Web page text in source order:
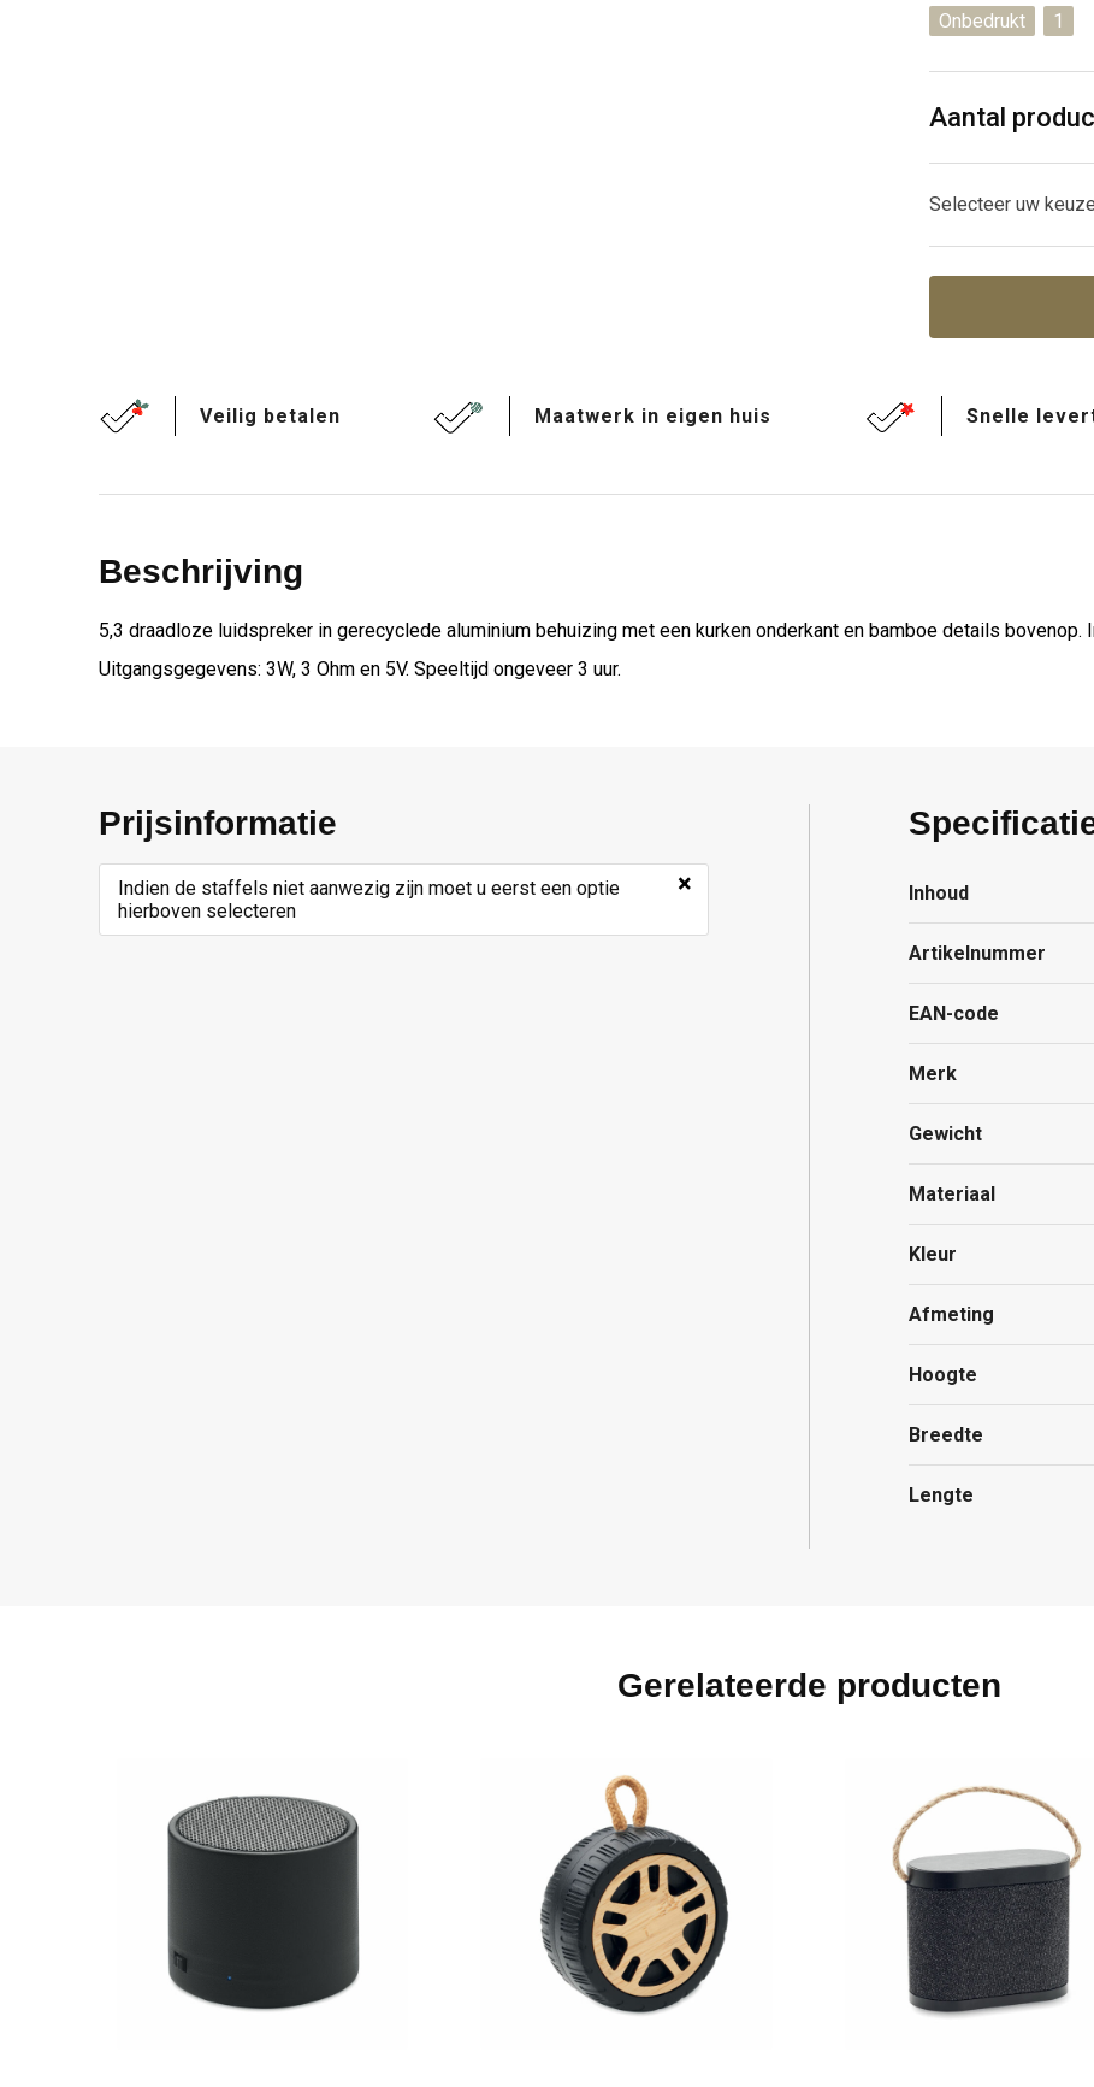
Onbedrukt
1
Aantal
Selecteer uw
Veilig betalen Maatwerk in eigen huis Snelle
Beschrijving
5,3 draadloze luidspreker in gerecyclede aluminium behuizing met een kurken onderkant en bamboe details
Uitgangsgegevens: 3W, 3 Ohm en 5V. Speeltijd ongeveer 3 uur.
Prijsinformatie
Indien de staffels niet aanwezig zijn moet u eerst een optie
hierboven selecteren
× Inhoud
Artikelnummer
EAN-code
Merk
Gewicht
Materiaal
Kleur
Afmeting
Hoogte
Breedte
Lengte
Gerelateerde producten